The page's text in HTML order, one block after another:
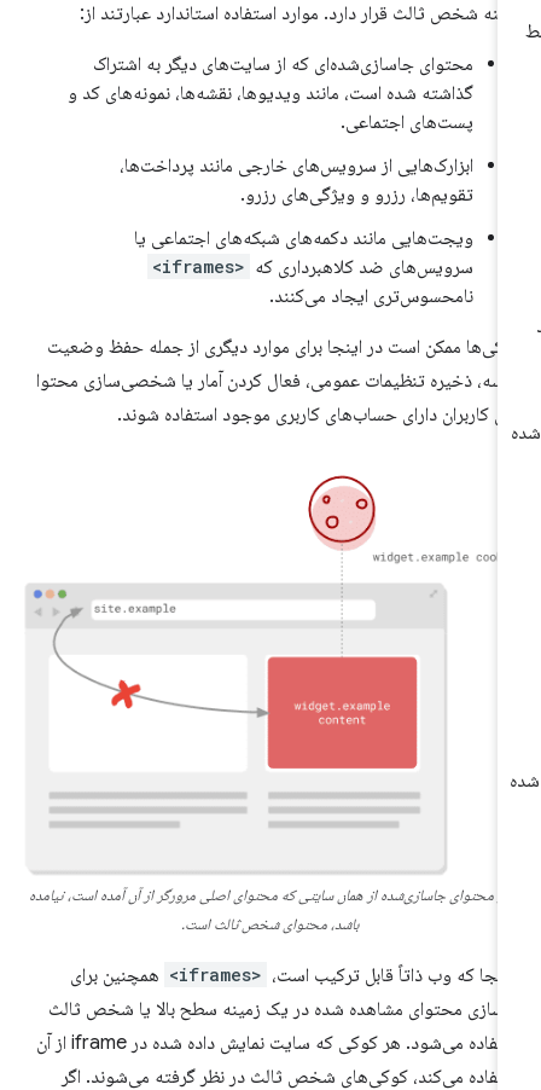
شخص ثالث قرار دارد. موارد استفاده استاندارد عبارتند از:
محتوای جاسازی‌شده‌ای که از سایت‌های دیگر به اشتراک
گذاشته شده است، مانند ویدیوها، نقشه‌ها، نمونه‌های کد و
پست‌های اجتماعی.
ابزارک‌هایی از سرویس‌های خارجی مانند پرداخت‌ها،
تقویم‌ها، رزرو و ویژگی‌های رزرو.
ویجت‌هایی مانند دکمه‌های شبکه‌های اجتماعی یا
سرویس‌های ضد کلاهبرداری که <iframes>
نامحسوس‌تری ایجاد می‌کنند.
ممکن است در اینجا برای موارد دیگری از جمله حفظ وضعیت
ذخیره تنظیمات عمومی، فعال کردن آمار یا شخصی‌سازی محتوا
کاربران دارای حساب‌های کاربری موجود استفاده شوند.
اگر محتوای جاسازی‌شده از همان سایتی که محتوای اصلی مرورگر از آن آمده است، نیامده
باشد، محتوای شخص ثالث است.
آنجا که وب ذاتاً قابل ترکیب است، <iframes>
همچنین برای
محتوای مشاهده شده در یک زمینه سطح بالا یا شخص ثالث
استفاده می‌شود. هر کوکی که سایت نمایش داده شده در iframe از آن
می‌کند، کوکی‌های شخص ثالث در نظر گرفته می‌شوند. اگر